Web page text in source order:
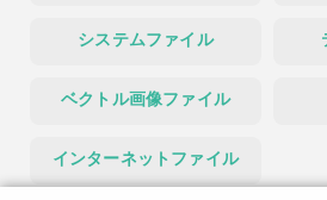
システムファイル
ベクトル画像ファイル
インターネットファイル